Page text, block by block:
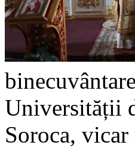
Universității
Soroca,